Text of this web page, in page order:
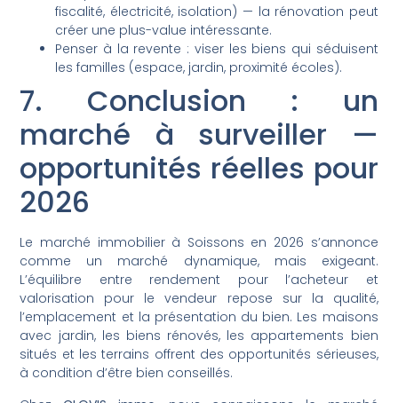
fiscalité, électricité, isolation) — la rénovation peut
créer une plus-value intéressante.
Penser à la revente : viser les biens qui séduisent
les familles (espace, jardin, proximité écoles).
7. Conclusion : un
marché à surveiller —
opportunités réelles pour
2026
Le marché immobilier à Soissons en 2026 s’annonce
comme un marché dynamique, mais exigeant.
L’équilibre entre rendement pour l’acheteur et
valorisation pour le vendeur repose sur la qualité,
l’emplacement et la présentation du bien. Les maisons
avec jardin, les biens rénovés, les appartements bien
situés et les terrains offrent des opportunités sérieuses,
à condition d’être bien conseillés.